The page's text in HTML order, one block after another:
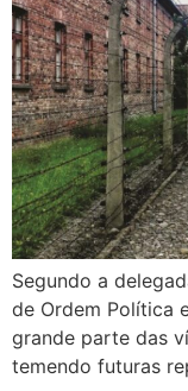
Segundo a
de Ordem Política
grande parte das
temendo futuras